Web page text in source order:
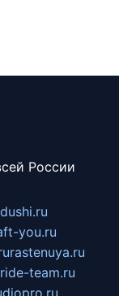
России
you.ru
rastenuya.ru
team.ru